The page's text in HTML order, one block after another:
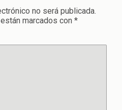
no será publicada.
marcados con *